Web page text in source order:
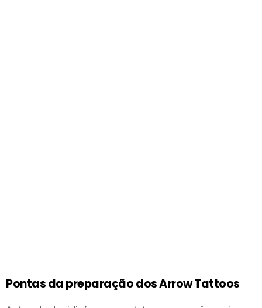
Pontas da preparação dos Arrow Tattoos